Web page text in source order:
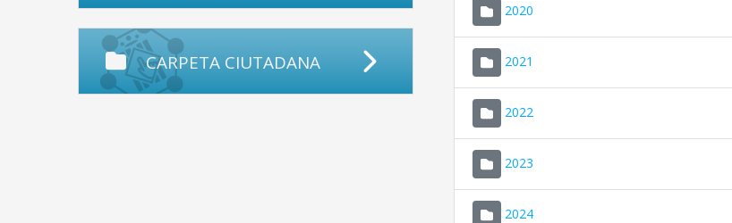
CARPETA CIUTADANA
2020
2021
2022
2023
2024